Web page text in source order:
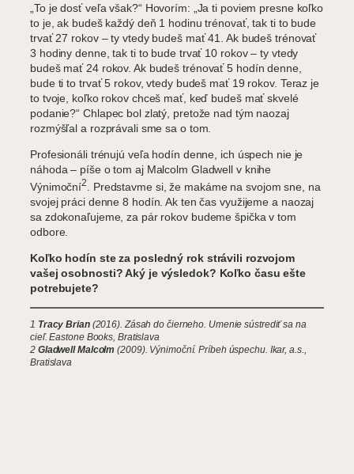
„To je dosť veľa však?“ Hovorím: „Ja ti poviem presne koľko
to je, ak budeš každý deň 1 hodinu trénovať, tak ti to bude
trvať 27 rokov – ty vtedy budeš mať 41. Ak budeš trénovať
3 hodiny denne, tak ti to bude trvať 10 rokov – ty vtedy
budeš mať 24 rokov. Ak budeš trénovať 5 hodín denne,
bude ti to trvať 5 rokov, vtedy budeš mať 19 rokov. Teraz je
to tvoje, koľko rokov chceš mať, keď budeš mať skvelé
podanie?“ Chlapec bol zlatý, pretože nad tým naozaj
rozmýšľal a rozprávali sme sa o tom.
Profesionáli trénujú veľa hodín denne, ich úspech nie je
náhoda – píše o tom aj Malcolm Gladwell v knihe
Výnimoční2. Predstavme si, že makáme na svojom sne, na
svojej práci denne 8 hodín. Ak ten čas využijeme a naozaj
sa zdokonaľujeme, za pár rokov budeme špička v tom
odbore.
Koľko hodín ste za posledný rok strávili rozvojom
vašej osobnosti? Aký je výsledok? Koľko času ešte
potrebujete?
1 Tracy Brian(2016). Zásah do čierneho. Umenie sústrediť sa na
cieľ. Eastone Books, Bratislava
2 Gladwell Malcolm (2009). Výnimoční. Príbeh úspechu. Ikar, a.s.,
Bratislava